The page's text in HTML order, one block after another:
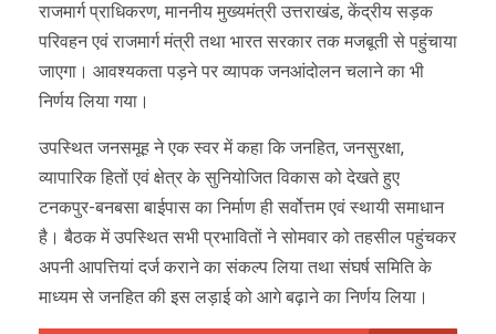
राजमार्ग प्राधिकरण, माननीय मुख्यमंत्री उत्तराखंड, केंद्रीय सड़क
परिवहन एवं राजमार्ग मंत्री तथा भारत सरकार तक मजबूती से पहुंचाया
जाएगा। आवश्यकता पड़ने पर व्यापक जनआंदोलन चलाने का भी
निर्णय लिया गया।
उपस्थित जनसमूह ने एक स्वर में कहा कि जनहित, जनसुरक्षा,
व्यापारिक हितों एवं क्षेत्र के सुनियोजित विकास को देखते हुए
टनकपुर-बनबसा बाईपास का निर्माण ही सर्वोत्तम एवं स्थायी समाधान
है। बैठक में उपस्थित सभी प्रभावितों ने सोमवार को तहसील पहुंचकर
अपनी आपत्तियां दर्ज कराने का संकल्प लिया तथा संघर्ष समिति के
माध्यम से जनहित की इस लड़ाई को आगे बढ़ाने का निर्णय लिया।